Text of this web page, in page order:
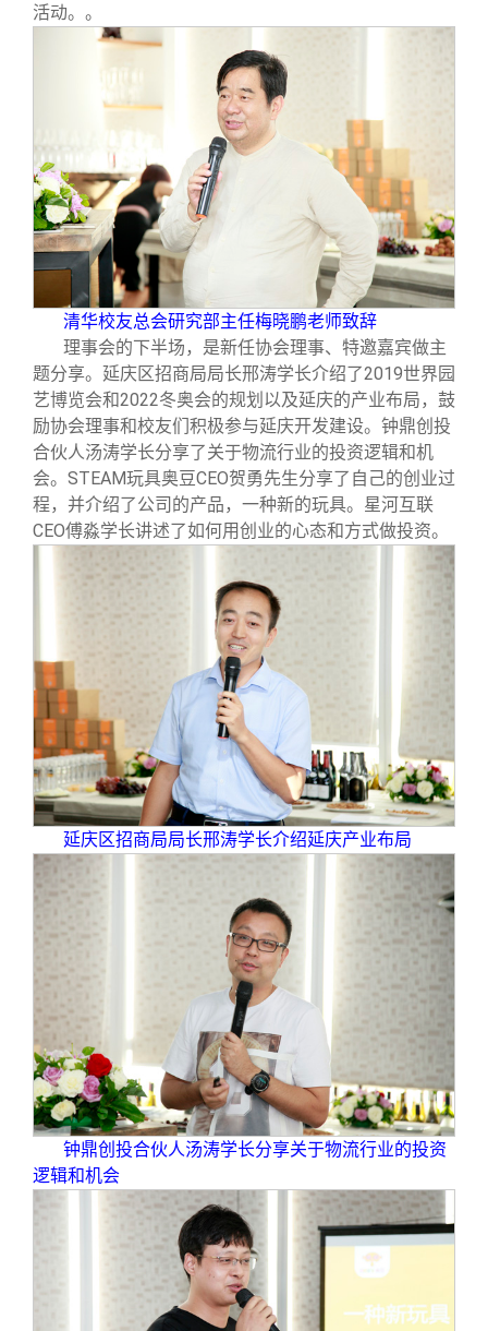
活动。。
清华校友总会研究部主任梅晓鹏老师致辞
理事会的下半场，是新任协会理事、特邀嘉宾做主
题分享。延庆区招商局局长邢涛学长介绍了2019世界园
艺博览会和2022冬奥会的规划以及延庆的产业布局，鼓
励协会理事和校友们积极参与延庆开发建设。钟鼎创投
合伙人汤涛学长分享了关于物流行业的投资逻辑和机
会。STEAM玩具奥豆CEO贺勇先生分享了自己的创业过
程，并介绍了公司的产品，一种新的玩具。星河互联
CEO傅淼学长讲述了如何用创业的心态和方式做投资。
延庆区招商局局长邢涛学长介绍延庆产业布局
钟鼎创投合伙人汤涛学长分享关于物流行业的投资
逻辑和机会